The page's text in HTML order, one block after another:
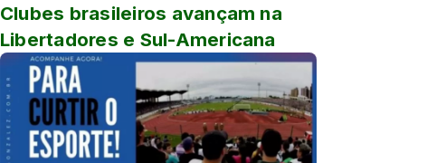
Clubes brasileiros avançam na
Libertadores e Sul-Americana